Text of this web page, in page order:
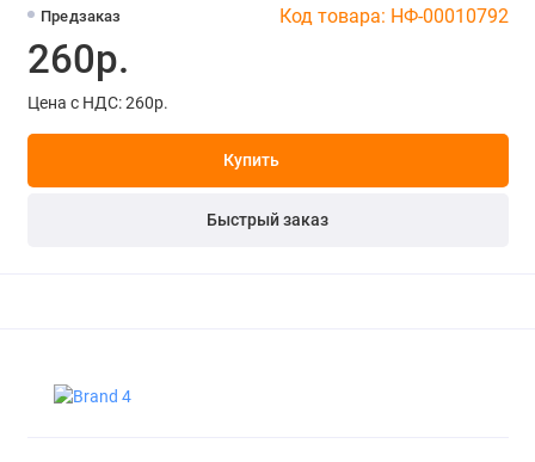
Предзаказ Код товара: НФ-00010792
260р.
Цена с НДС: 260р.
Купить
Быстрый заказ